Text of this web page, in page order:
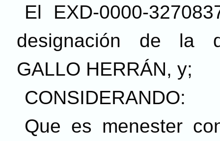
El EXD-0000-
designación de la
GALLO HERRÁN, y;
CONSIDERANDO:
Que es menester